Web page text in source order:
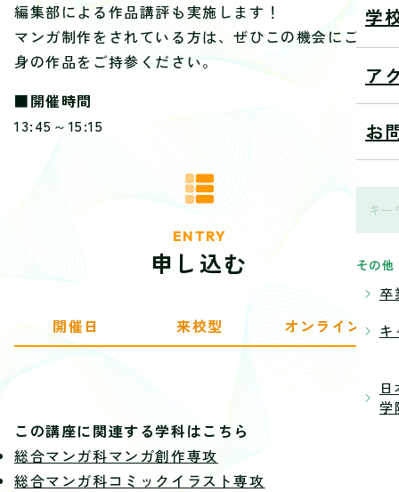
学
ア
お
その他
卒
キ
学
編集部による作品講評も実施します！
マンガ制作をされている方は、ぜひこの機会にご自
身の作品をご持参ください。
■開催時間
13:45～15:15
ENTRY
申し込む
開催日 来校型 オンライン
この講座に関連する学科はこちら
総合マンガ科マンガ創作専攻
総合マンガ科コミックイラスト専攻